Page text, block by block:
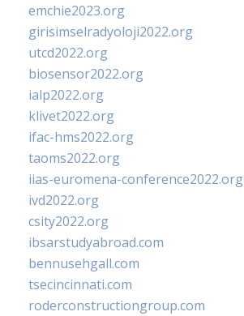
emchie2023.org
girisimselradyoloji2022.org
utcd2022.org
biosensor2022.org
ialp2022.org
klivet2022.org
ifac-hms2022.org
taoms2022.org
iias-euromena-conference2022.org
ivd2022.org
csity2022.org
ibsarstudyabroad.com
bennusehgall.com
tsecincinnati.com
roderconstructiongroup.com